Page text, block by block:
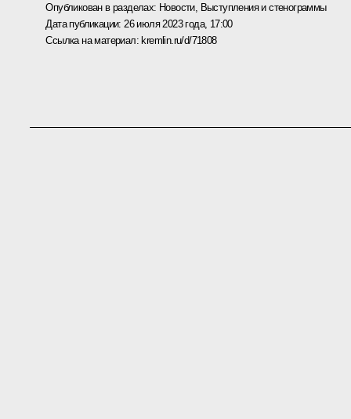
Опубликован в разделах: Новости, Выступления и стенограммы
Дата публикации: 26 июля 2023 года, 17:00
Ссылка на материал: kremlin.ru/d/71808